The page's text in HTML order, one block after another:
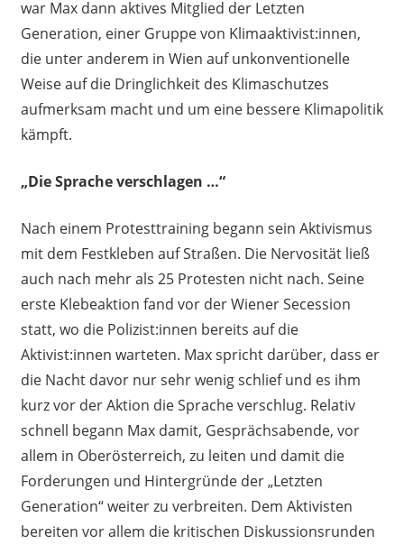
war Max dann aktives Mitglied der Letzten
Generation, einer Gruppe von Klimaaktivist:innen,
die unter anderem in Wien auf unkonventionelle
Weise auf die Dringlichkeit des Klimaschutzes
aufmerksam macht und um eine bessere Klimapolitik
kämpft.
„Die Sprache verschlagen …“
Nach einem Protesttraining begann sein Aktivismus
mit dem Festkleben auf Straßen. Die Nervosität ließ
auch nach mehr als 25 Protesten nicht nach. Seine
erste Klebeaktion fand vor der Wiener Secession
statt, wo die Polizist:innen bereits auf die
Aktivist:innen warteten. Max spricht darüber, dass er
die Nacht davor nur sehr wenig schlief und es ihm
kurz vor der Aktion die Sprache verschlug. Relativ
schnell begann Max damit, Gesprächsabende, vor
allem in Oberösterreich, zu leiten und damit die
Forderungen und Hintergründe der „Letzten
Generation“ weiter zu verbreiten. Dem Aktivisten
bereiten vor allem die kritischen Diskussionsrunden